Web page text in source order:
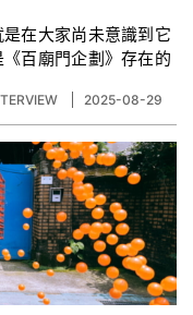
是在大家尚未意識到它
百廟門企劃》存在的
2025-08-29